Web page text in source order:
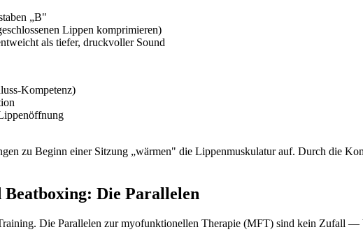
„B"
Lippen komprimieren)
als tiefer, druckvoller Sound
Kompetenz)
zu Beginn einer Sitzung „wärmen" die Lippenmuskulatur auf. Durch die
Die Parallelen
Die Parallelen zur myofunktionellen Therapie (MFT) sind kein Zufall —